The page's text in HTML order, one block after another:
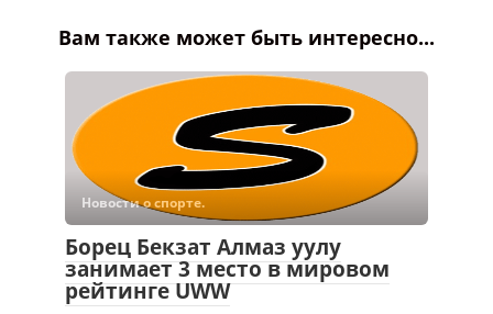
Вам также может быть интересно...
Новости о спорте.
Борец Бекзат Алмаз уулу
занимает 3 место в мировом
рейтинге UWW